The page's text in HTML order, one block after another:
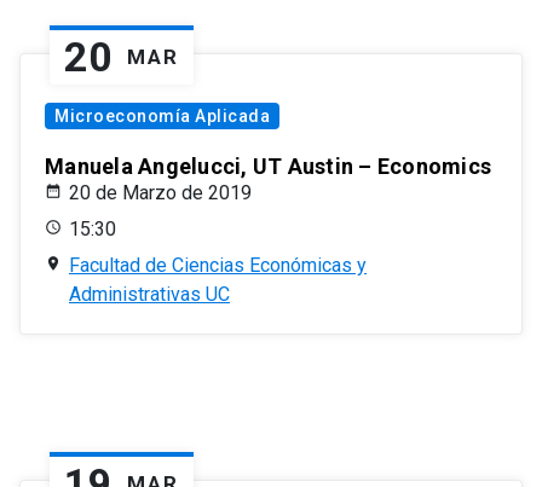
20 MAR
Microeconomía Aplicada
Manuela Angelucci, UT Austin – Economics
20 de Marzo de 2019
15:30
Facultad de Ciencias Económicas y
Administrativas UC